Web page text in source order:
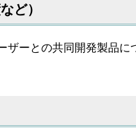
ど）
ーとの共同開発製品